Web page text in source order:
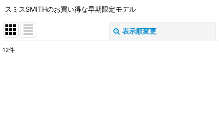
スミスSMITHのお買い得な早期限定モデル
表示順変更
12件